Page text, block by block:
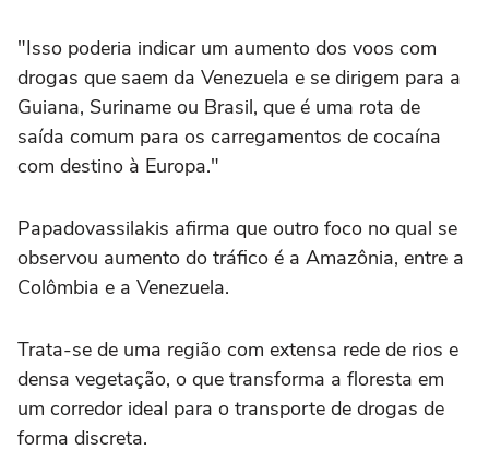
"Isso poderia indicar um aumento dos voos com
drogas que saem da Venezuela e se dirigem para a
Guiana, Suriname ou Brasil, que é uma rota de
saída comum para os carregamentos de cocaína
com destino à Europa."
Papadovassilakis afirma que outro foco no qual se
observou aumento do tráfico é a Amazônia, entre a
Colômbia e a Venezuela.
Trata-se de uma região com extensa rede de rios e
densa vegetação, o que transforma a floresta em
um corredor ideal para o transporte de drogas de
forma discreta.